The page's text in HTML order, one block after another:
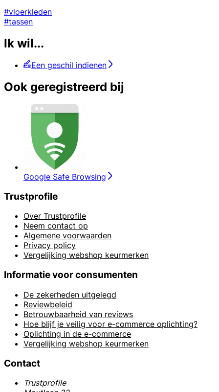
#vloerkleden
#tassen
Ik wil...
Een geschil indienen
Ook geregistreerd bij
Google Safe Browsing
Trustprofile
Over Trustprofile
Neem contact op
Algemene voorwaarden
Privacy policy
Vergelijking webshop keurmerken
Informatie voor consumenten
De zekerheden uitgelegd
Reviewbeleid
Betrouwbaarheid van reviews
Hoe blijf je veilig voor e-commerce oplichting?
Oplichting in de e-commerce
Vergelijking webshop keurmerken
Contact
Trustprofile